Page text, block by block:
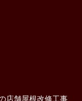
店舗屋根改修工事